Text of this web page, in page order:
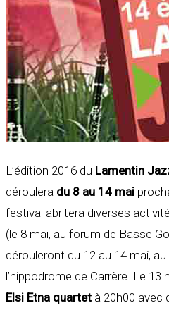
L’édition 2016 du Lamentin
déroulera du 8 au 14 mai
festival abritera diverses
(le 8 mai, au forum de Basse
dérouleront du 12 au 14 mai,
l’hippodrome de Carrère. Le 13
Elsi Etna quartet à 20h00 avec